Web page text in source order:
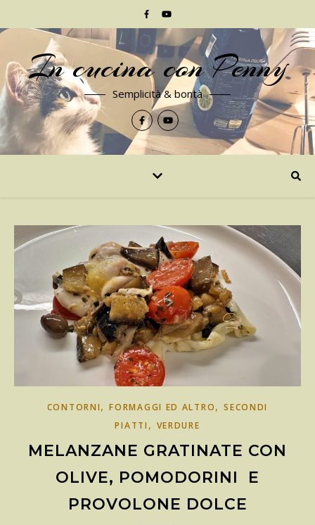
In cucina con Penny
Semplicità & bontà
CONTORNI,FORMAGGI ED ALTRO,SECONDI
PIATTI, VERDURE
MELANZANE GRATINATE CON
OLIVE, POMODORINI E
PROVOLONE DOLCE